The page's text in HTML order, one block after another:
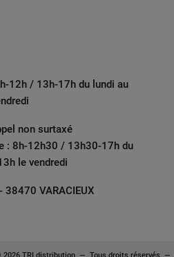
12h / 13h-17h du lundi au
non surtaxé
: 8h-12h30 / 13h30-17h du
le vendredi
38470 VARACIEUX
2026 TRI distribution — Tous droits réservés —